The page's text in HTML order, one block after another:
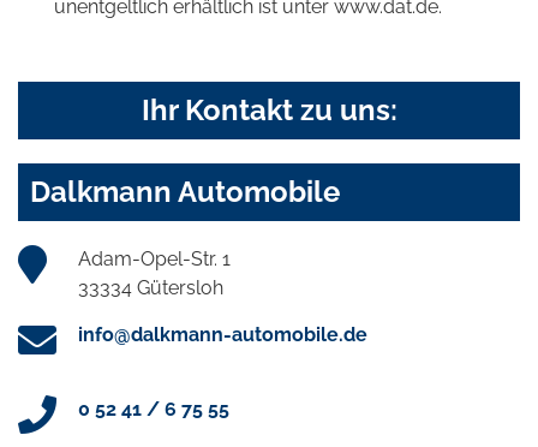
unentgeltlich erhältlich ist unter www.dat.de.
Ihr Kontakt zu uns:
Dalkmann Automobile
Adam-Opel-Str. 1
33334 Gütersloh
info@dalkmann-automobile.de
0 52 41 / 6 75 55